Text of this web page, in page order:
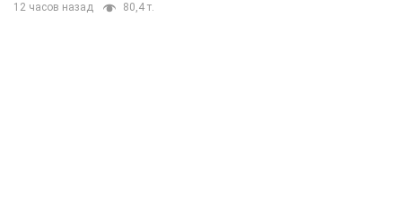
12 часов назад 80,4 т.